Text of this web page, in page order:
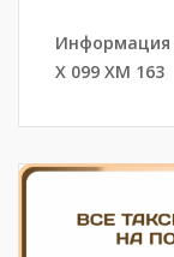
Информация
Х 099 ХМ 163